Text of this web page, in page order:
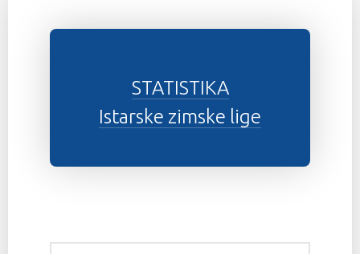
STATISTIKA
Istarske zimske lige